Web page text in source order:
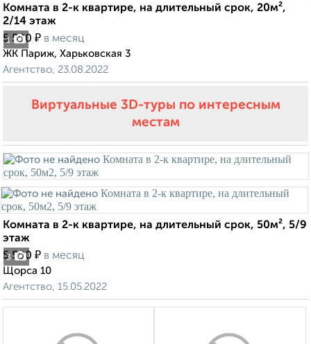
1
Комната в 2-к квартире, на длительный срок, 20м²,
2/14 этаж
5 500 ₽ в месяц
ЖК Париж, Харьковская 3
Агентство, 23.08.2022
Виртуальные 3D-туры по интересным
местам
3
Комната в 2-к квартире, на длительный срок, 50м², 5/9
этаж
5 500 ₽ в месяц
Щорса 10
Агентство, 15.05.2022